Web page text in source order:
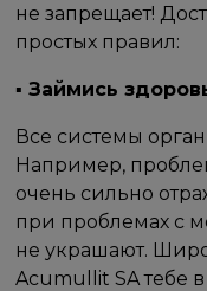
не запрещает!
простых правил: ⠀
▪ Займись
Все системы
Например,
очень сильно
при проблемах с
не украшают.
Acumullit SA тебе